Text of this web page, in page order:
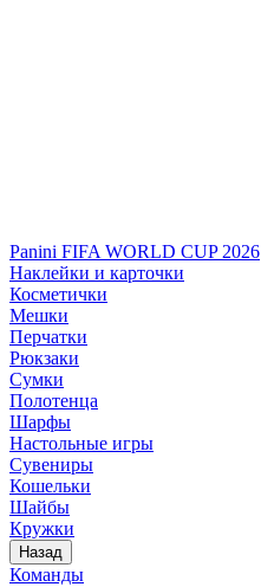
Panini FIFA WORLD CUP 2026
Наклейки и карточки
Косметички
Мешки
Перчатки
Рюкзаки
Сумки
Полотенца
Шарфы
Настольные игры
Сувениры
Кошельки
Шайбы
Кружки
Назад
Команды